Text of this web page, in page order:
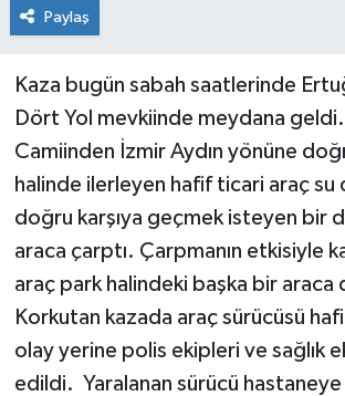
Paylaş
Kaza bugün sabah saatlerinde
Dört Yol mevkiinde meydana
Camiinden İzmir Aydın yönüne
halinde ilerleyen hafif ticari araç su
doğru karşıya geçmek isteyen bir
araca çarptı. Çarpmanın etkisiyle
araç park halindeki başka bir araca
Korkutan kazada araç sürücüsü
olay yerine polis ekipleri ve sağlık
edildi. Yaralanan sürücü hastaneye